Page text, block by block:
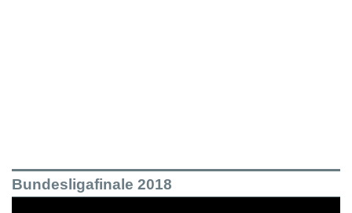
Bundesligafinale 2018